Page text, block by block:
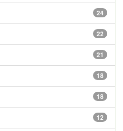
24
22
21
18
18
12